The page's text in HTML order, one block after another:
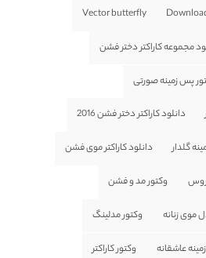
Vector butterfly
مجموعه کاراکتر دختر فشن
پس زمینه صورتی
دانلود کاراکتر دختر فشن 2016
گلدار دانلود کاراکتر موی فشن
وکتور مد و فشن
موی زنانه وکتور مدلینگ
عاشقانه وکتور کاراکتر